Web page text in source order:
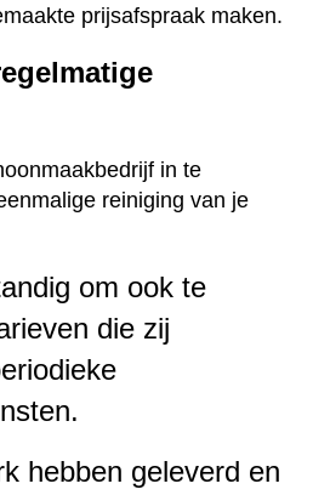
prijsafspraak maken.
in te
reiniging van je
om ook te
die zij
hebben geleverd en